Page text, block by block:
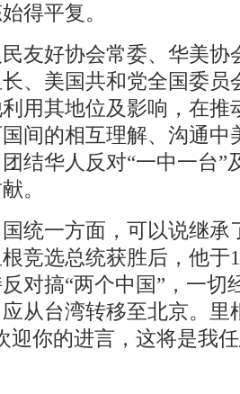
得平复。
好协会常委、华美协
、美国共和党全国委员
用其地位及影响，在推
间的相互理解、沟通中
结华人反对“一中一台”
。
一方面，可以说继承
竞选总统获胜后，他于
对搞“两个中国”，一切
从台湾转移至北京。里
迎你的进言，这将是我